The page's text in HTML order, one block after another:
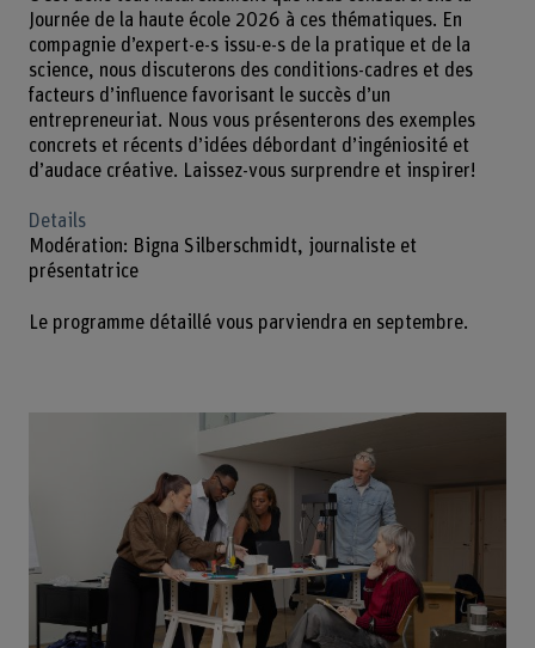
Journée de la haute école 2026 à ces thématiques. En
compagnie d’expert-e-s issu-e-s de la pratique et de la
science, nous discuterons des conditions-cadres et des
facteurs d’influence favorisant le succès d’un
entrepreneuriat. Nous vous présenterons des exemples
concrets et récents d’idées débordant d’ingéniosité et
d’audace créative. Laissez-vous surprendre et inspirer!
Details
Modération: Bigna Silberschmidt, journaliste et
présentatrice
Le programme détaillé vous parviendra en septembre.